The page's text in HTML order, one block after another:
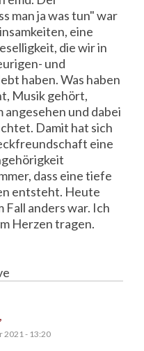
man ja was tun" war
eine
die wir in
und
haben. Was haben
Musik gehört,
und dabei
Damit hat sich
eine
dass eine tiefe
entsteht. Heute
Fall anders war. Ich
Herzen tragen.
2021 - 13:20